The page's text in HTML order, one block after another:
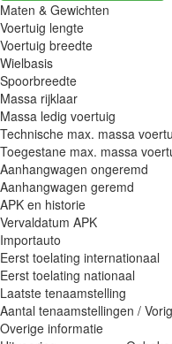
Maten & Gewichten
Voertuig lengte
Voertuig breedte
Wielbasis
Spoorbreedte
Massa rijklaar
Massa ledig voertuig
Technische max. massa
Toegestane max. massa
Aanhangwagen ongeremd
Aanhangwagen geremd
APK en historie
Vervaldatum APK
Importauto
Eerst toelating internationaal
Eerst toelating nationaal
Laatste tenaamstelling
Aantal tenaamstellingen /
Overige informatie